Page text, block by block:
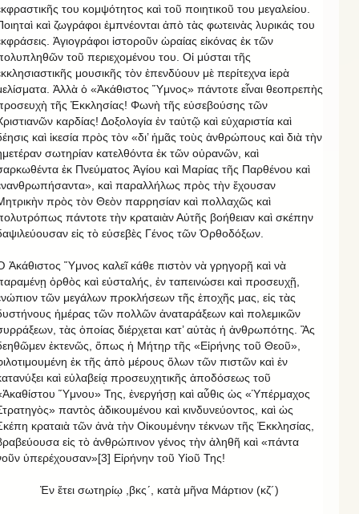
του κομψότητος καὶ τοῦ ποιητικοῦ του μεγαλείου.
καὶ ζωγράφοι ἐμπνέονται ἀπὸ τὰς φωτεινὰς λυρικάς του
Ἁγιογράφοι ἱστοροῦν ὡραίας εἰκόνας ἐκ τῶν
τοῦ περιεχομένου του. Οἱ μύσται τῆς
μουσικῆς τὸν ἐπενδύουν μὲ περίτεχνα ἱερὰ
Ἀλλὰ ὁ «Ἀκάθιστος Ὕμνος» πάντοτε εἶναι θεοπρεπὴς
τῆς Ἐκκλησίας! Φωνὴ τῆς εὐσεβούσης τῶν
καρδίας! Δοξολογία ἐν ταὐτῷ καὶ εὐχαριστία καὶ
καὶ ἱκεσία πρὸς τὸν «δι’ ἡμᾶς τοὺς ἀνθρώπους καὶ διὰ τὴν
σωτηρίαν κατελθόντα ἐκ τῶν οὐρανῶν, καὶ
ἐκ Πνεύματος Ἁγίου καὶ Μαρίας τῆς Παρθένου καὶ
καὶ παραλλήλως πρὸς τὴν ἔχουσαν
πρὸς τὸν Θεὸν παρρησίαν καὶ πολλαχῶς καὶ
πάντοτε τὴν κραταιὰν Αὐτῆς βοήθειαν καὶ σκέπην
εἰς τὸ εὐσεβὲς Γένος τῶν Ὀρθοδόξων.
Ἀκάθιστος Ὕμνος καλεῖ κάθε πιστὸν νὰ γρηγορῇ καὶ νὰ
ὀρθὸς καὶ εὐσταλής, ἐν ταπεινώσει καὶ προσευχῇ,
τῶν μεγάλων προκλήσεων τῆς ἐποχῆς μας, εἰς τὰς
ἡμέρας τῶν πολλῶν ἀναταράξεων καὶ πολεμικῶν
τὰς ὁποίας διέρχεται κατ’ αὐτὰς ἡ ἀνθρωπότης. Ἂς
ἐκτενῶς, ὅπως ἡ Μήτηρ τῆς «Εἰρήνης τοῦ Θεοῦ»,
ἐκ τῆς ἀπὸ μέρους ὅλων τῶν πιστῶν καὶ ἐν
καὶ εὐλαβείᾳ προσευχητικῆς ἀποδόσεως τοῦ
Ὕμνου» Της, ἐνεργήσῃ καὶ αὖθις ὡς «Ὑπέρμαχος
παντὸς ἀδικουμένου καὶ κινδυνεύοντος, καὶ ὡς
κραταιὰ τῶν ἀνὰ τὴν Οἰκουμένην τέκνων τῆς Ἐκκλησίας,
εἰς τὸ ἀνθρώπινον γένος τὴν ἀληθῆ καὶ «πάντα
ὑπερέχουσαν»[3] Εἰρήνην τοῦ Υἱοῦ Της!
Ἐν ἔτει σωτηρίῳ ,βκς´, κατὰ μῆνα Μάρτιον (κζ´)